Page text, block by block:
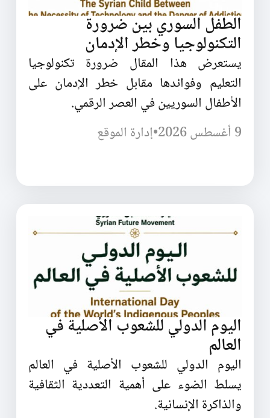
الطفل السوري بين ضرورة
التكنولوجيا وخطر الإدمان
يستعرض هذا المقال ضرورة تكنولوجيا
التعليم وفوائدها مقابل خطر الإدمان على
الأطفال السوريين في العصر الرقمي.
9 أغسطس 2026
•إدارة الموقع
اليوم الدولي للشعوب الأصلية في
العالم
اليوم الدولي للشعوب الأصلية في العالم
يسلط الضوء على أهمية التعددية الثقافية
والذاكرة الإنسانية.